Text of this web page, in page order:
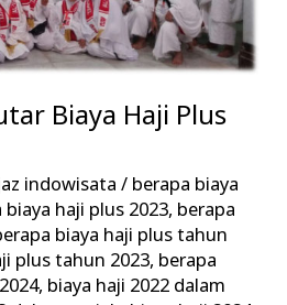
Biaya Haji Plus
indowisata/ berapa biaya
biaya haji plus 2023, berapa
biaya haji plus tahun
plus tahun 2023, berapa
, biaya haji 2022 dalam